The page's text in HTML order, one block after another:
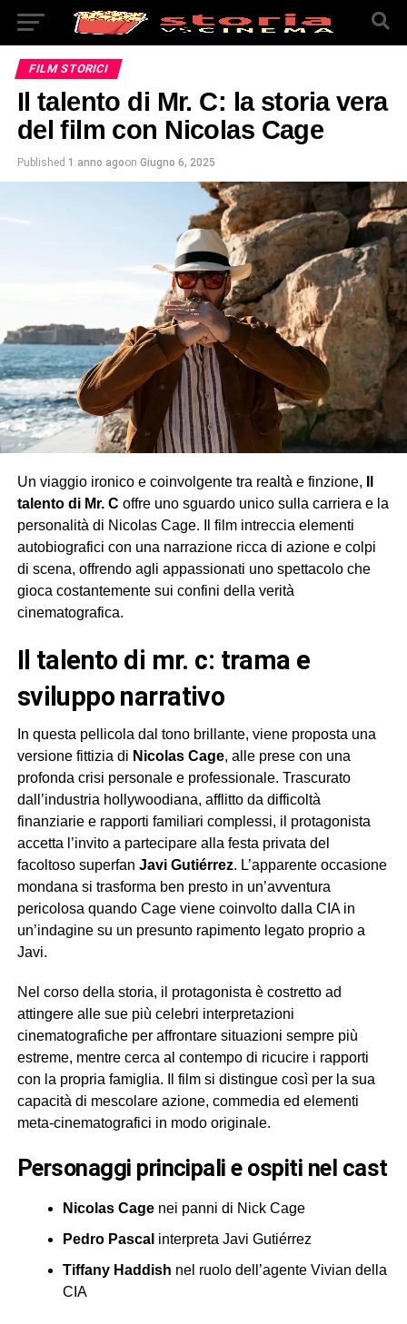
FILM STORICI
Il talento di Mr. C: la storia vera
del film con Nicolas Cage
Published 1 anno agoon Giugno 6, 2025
Un viaggio ironico e coinvolgente tra realtà e finzione,
talento di Mr. C offre uno sguardo unico sulla carriera e la
personalità di Nicolas Cage. Il film intreccia elementi
autobiografici con una narrazione ricca di azione e colpi
di scena, offrendo agli appassionati uno spettacolo che
gioca costantemente sui confini della verità
cinematografica.
il talento di mr. c: trama e
sviluppo narrativo
In questa pellicola dal tono brillante, viene proposta una
versione fittizia di Nicolas Cage, alle prese con una
profonda crisi personale e professionale. Trascurato
dall’industria hollywoodiana, afflitto da difficoltà
finanziarie e rapporti familiari complessi, il protagonista
accetta l’invito a partecipare alla festa privata del
facoltoso superfan Javi Gutiérrez. L’apparente occasione
mondana si trasforma ben presto in un’avventura
pericolosa quando Cage viene coinvolto dalla CIA in
un’indagine su un presunto rapimento legato proprio a
Javi.
Nel corso della storia, il protagonista è costretto ad
attingere alle sue più celebri interpretazioni
cinematografiche per affrontare situazioni sempre più
estreme, mentre cerca al contempo di ricucire i rapporti
con la propria famiglia. Il film si distingue così per la sua
capacità di mescolare azione, commedia ed elementi
meta-cinematografici in modo originale.
personaggi principali e ospiti nel cast
Nicolas Cagenei panni di Nick Cage
Pedro Pascal interpreta Javi Gutiérrez
Tiffany Haddish nel ruolo dell’agente Vivian della
CIA